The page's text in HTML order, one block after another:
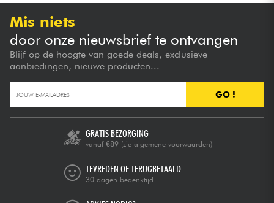
Mis niets
door onze nieuwsbrief te ontvangen
Blijf op de hoogte van goede deals, exclusieve
aanbiedingen, nieuwe producten...
GO !
GRATIS BEZORGING
vanaf €89 (zie algemene voorwaarden)
TEVREDEN OF TERUGBETAALD
30 dagen bedenktijd